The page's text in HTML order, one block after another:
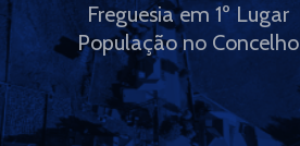
Freguesia em 1º Lugar
População no Concelho